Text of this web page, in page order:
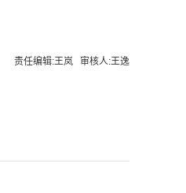
责任编辑:王岚 审核人:王逸